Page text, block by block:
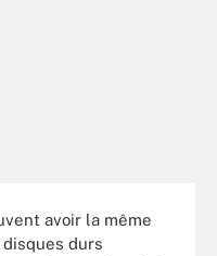
avoir la même
durs